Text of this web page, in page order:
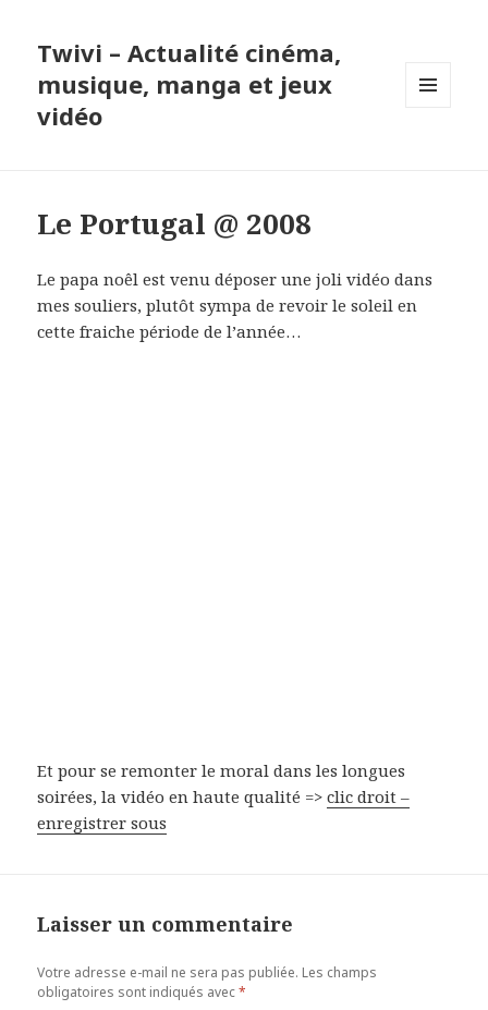
Twivi – Actualité cinéma,
musique, manga et jeux
vidéo
Le Portugal @ 2008
Le papa noêl est venu déposer une joli vidéo dans
mes souliers, plutôt sympa de revoir le soleil en
cette fraiche période de l’année…
Et pour se remonter le moral dans les longues
soirées, la vidéo en haute qualité =>clic droit –
enregistrer sous
Laisser un commentaire
Votre adresse e-mail ne sera pas publiée. Les champs
obligatoires sont indiqués avec*